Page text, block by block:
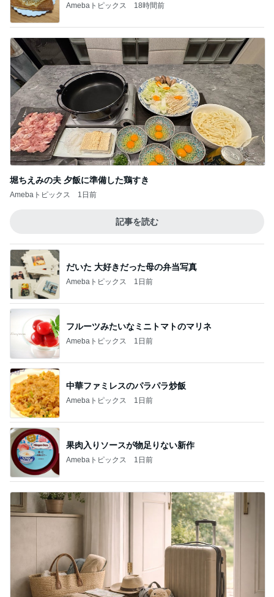
Amebaトピックス 18時間前
堀ちえみの夫 夕飯に準備した鶏すき
Amebaトピックス 1日前
記事を読む
だいた 大好きだった母の弁当写真
Amebaトピックス 1日前
フルーツみたいなミニトマトのマリネ
Amebaトピックス 1日前
中華ファミレスのパラパラ炒飯
Amebaトピックス 1日前
果肉入りソースが物足りない新作
Amebaトピックス 1日前